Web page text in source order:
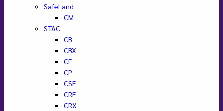
SafeLand
CM
STAC
CB
CBX
CF
CP
CSE
CRE
CRX